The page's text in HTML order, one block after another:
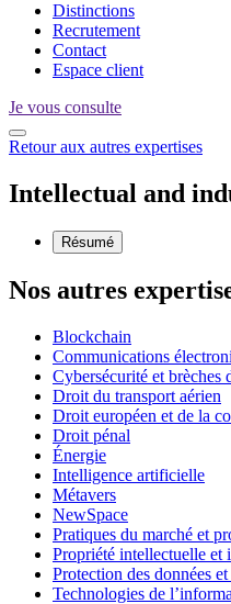
Distinctions
Recrutement
Contact
Espace client
Je vous consulte
Retour aux autres expertises
Intellectual and
Résumé
Nos autres
Blockchain
Communications
Cybersécurité et brèches
Droit du transport aérien
Droit européen et de la
Droit pénal
Énergie
Intelligence artificielle
Métavers
NewSpace
Pratiques du marché et
Propriété intellectuelle et
Protection des données
Technologies de